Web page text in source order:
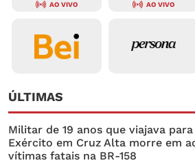
AO VIVO AO VIVO
ÚLTIMAS
Militar de 19 anos que viajava
Exército em Cruz Alta morre em
vítimas fatais na BR-158